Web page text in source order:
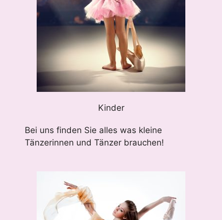
Kinder
Bei uns finden Sie alles was kleine
Tänzerinnen und Tänzer brauchen!